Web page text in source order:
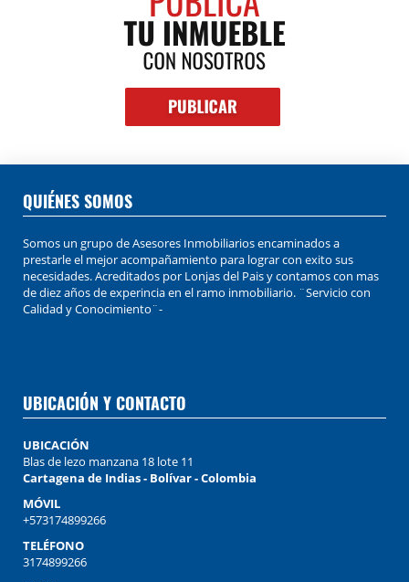
QUIÉNES SOMOS
Somos un grupo de Asesores Inmobiliarios encaminados a
prestarle el mejor acompañamiento para lograr con exito sus
necesidades. Acreditados por Lonjas del Pais y contamos con mas
de diez años de experincia en el ramo inmobiliario. ¨Servicio con
Calidad y Conocimiento¨-
UBICACIÓN Y CONTACTO
UBICACIÓN
Blas de lezo manzana 18 lote 11
Cartagena de Indias - Bolívar - Colombia
MÓVIL
+573174899266
TELÉFONO
3174899266